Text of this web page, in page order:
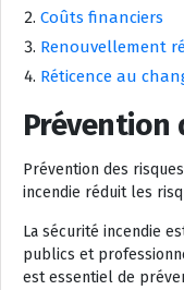
Coûts financiers
Renouvellement
Réticence au
Prévention
Prévention des
incendie réduit les
La sécurité incendie
publics et
est essentiel de